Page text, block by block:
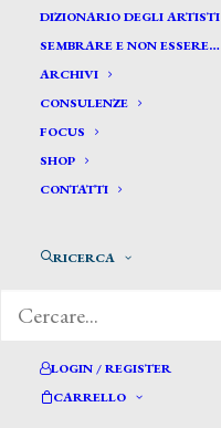
DIZIONARIO DEGLI ARTISTI
SEMBRARE E NON ESSERE…
ARCHIVI
CONSULENZE
FOCUS
SHOP
CONTATTI
RICERCA
LOGIN / REGISTER
CARRELLO
Munoz M.